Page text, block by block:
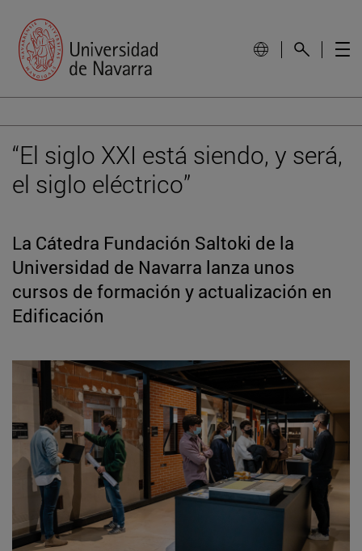
“El siglo XXI está siendo, y será,
el siglo eléctrico”
La Cátedra Fundación Saltoki de la
Universidad de Navarra lanza unos
cursos de formación y actualización en
Edificación